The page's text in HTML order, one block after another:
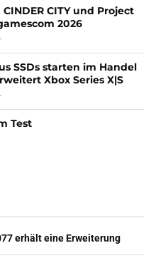
CITY und Project
2026
SSDs starten im Handel
Xbox Series X|S
Test
erhält eine Erweiterung